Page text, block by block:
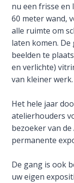
nu een frisse en
60 meter wand,
alle ruimte om
laten komen.
beelden te
en verlichte)
van kleiner werk.
Het hele jaar
atelierhouders
bezoeker van
permanente
De gang is ook
uw eigen